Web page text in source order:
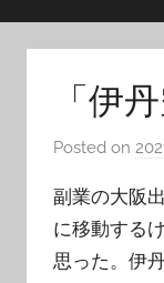
「伊
Posted on
副業の大阪
に移動する
思った。伊